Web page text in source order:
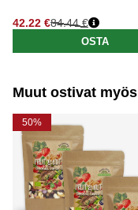
42.22 €
Normaali hinta
84.44 €
OSTA
Muut ostivat myös
50%